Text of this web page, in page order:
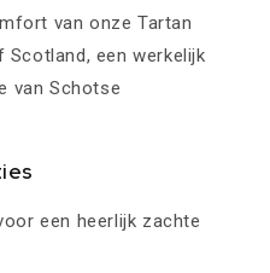
van onze Tartan
Scotland, een werkelijk
van Schotse
een heerlijk zachte